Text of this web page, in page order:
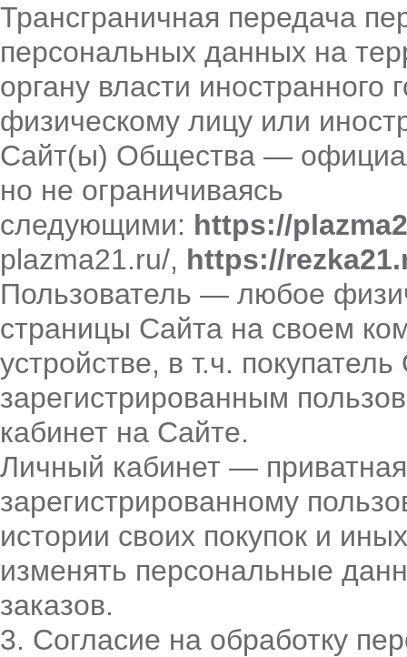
Трансграничная передача
персональных данных на
органу власти иностранного
физическому лицу или
Сайт(ы) Общества —
но не ограничиваясь
следующими: https://plazma
plazma21.ru/, https://
Пользователь — любое
страницы Сайта на своем
устройстве, в т.ч.
зарегистрированным
кабинет на Сайте.
Личный кабинет —
зарегистрированному
истории своих покупок и
изменять персональные
заказов.
3. Согласие на обработку